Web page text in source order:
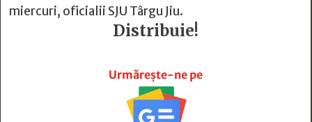
miercuri, oficialii SJU Târgu Jiu.
Distribuie!
Urmărește-ne pe